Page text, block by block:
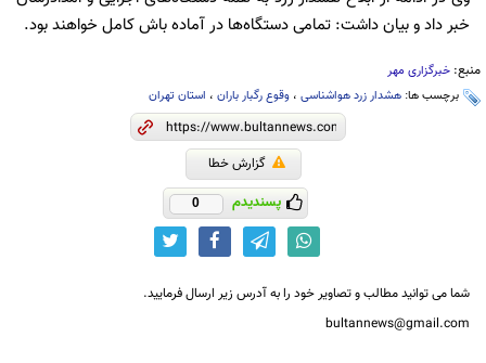
خبر داد و بیان داشت: تمامی دستگاه‌ها در آماده باش کامل خواهند بود.
منبع: خبرگزاری مهر
برچسب ها: هشدار زرد هواشناسی ، وقوع رگبار باران ، استان تهران
گزارش خطا
پسندیدم 0
شما می توانید مطالب و تصاویر خود را به آدرس زیر ارسال فرمایید.
bultannews@gmail.com